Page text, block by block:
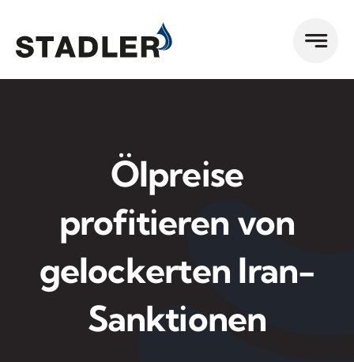
Inhalt
springen
Ölpreise
profitieren von
gelockerten Iran-
Sanktionen